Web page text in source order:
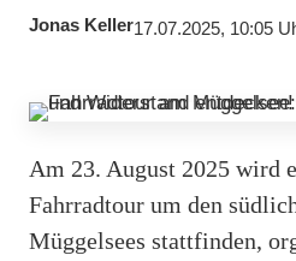
Jonas Keller17.07.2025, 10:05
Am 23. August 2025 wird
Fahrradtour um den
Müggelsees stattfinden,